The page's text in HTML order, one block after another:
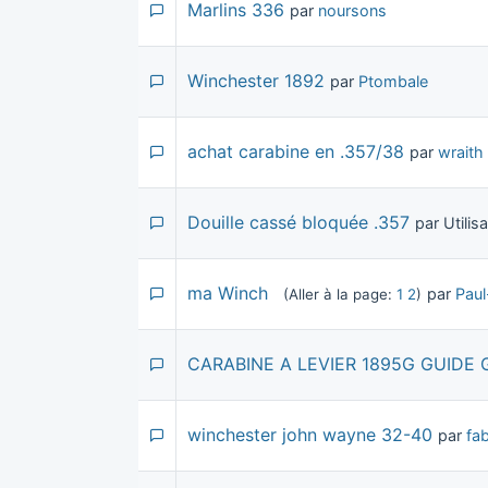
Marlins 336 par noursons
Winchester 1892 par Ptombale
achat carabine en .357/38 par wraith
Douille cassé bloquée .357 par
ma Winch (Aller à la page: 1 2) par
CARABINE A LEVIER 1895G
winchester john wayne 32-40 par